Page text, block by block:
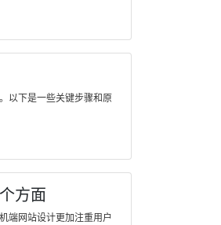
以下是一些关键步骤和原
方面
端网站设计更加注重用户